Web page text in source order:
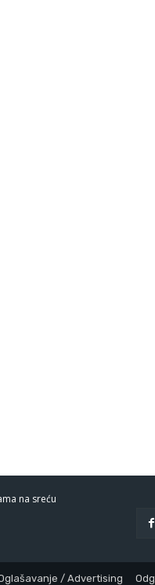
na sreću
/ Advertising